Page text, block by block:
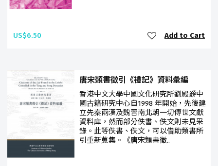
US$6.50 Add to Cart
唐宋類書徵引《禮記》資料彙編
香港中文大學中國文化研究所劉殿爵中
國古籍研究中心自1998 年開始，先後建
立先秦兩漢及魏晉南北朝一切傳世文獻
資料庫，然而部分佚書、佚文則未見采
錄。此等佚書、佚文，可以借助類書所
引重新蒐集。《唐宋類書徵..